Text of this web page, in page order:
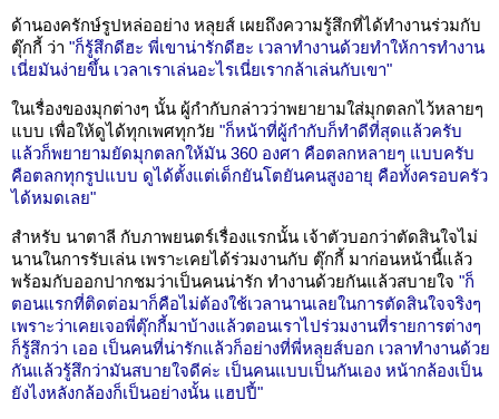
ด้านองครักษ์รูปหล่ออย่าง หลุยส์ เผยถึงความรู้สึกที่ได้ทำงานร่วมกับ
ตุ๊กกี้ ว่า "ก็รู้สึกดีฮะ พี่เขาน่ารักดีฮะ เวลาทำงานด้วยทำให้การทำงาน
เนี่ยมันง่ายขึ้น เวลาเราเล่นอะไรเนี่ยเรากล้าเล่นกับเขา"
ในเรื่องของมุกต่างๆ นั้น ผู้กำกับกล่าวว่าพยายามใส่มุกตลกไว้หลายๆ
แบบ เพื่อให้ดูได้ทุกเพศทุกวัย "ก็หน้าที่ผู้กำกับก็ทำดีที่สุดแล้วครับ
แล้วก็พยายามยัดมุกตลกให้มัน 360 องศา คือตลกหลายๆ แบบครับ
คือตลกทุกรูปแบบ ดูได้ตั้งแต่เด็กยันโตยันคนสูงอายุ คือทั้งครอบครัว
ได้หมดเลย"
สำหรับ นาตาลี กับภาพยนตร์เรื่องแรกนั้น เจ้าตัวบอกว่าตัดสินใจไม่
นานในการรับเล่น เพราะเคยได้ร่วมงานกับ ตุ๊กกี้ มาก่อนหน้านี้แล้ว
พร้อมกับออกปากชมว่าเป็นคนน่ารัก ทำงานด้วยกันแล้วสบายใจ "ก็
ตอนแรกที่ติดต่อมาก็คือไม่ต้องใช้เวลานานเลยในการตัดสินใจจริงๆ
เพราะว่าเคยเจอพี่ตุ๊กกี้มาบ้างแล้วตอนเราไปร่วมงานที่รายการต่างๆ
ก็รู้สึกว่า เออ เป็นคนที่น่ารักแล้วก็อย่างที่พี่หลุยส์บอก เวลาทำงานด้วย
กันแล้วรู้สึกว่ามันสบายใจดีค่ะ เป็นคนแบบเป็นกันเอง หน้ากล้องเป็น
ยังไงหลังกล้องก็เป็นอย่างนั้น แฮปปี้"